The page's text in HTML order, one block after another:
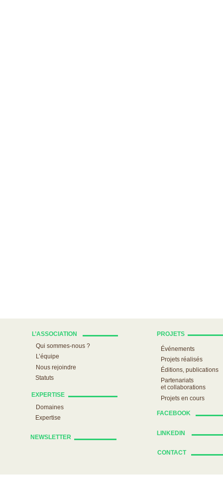
L’ASSOCIATION
Qui sommes-nous ?
L’équipe
Nous rejoindre
Statuts
EXPERTISE
Domaines
Expertise
NEWSLETTER
PROJETS
Événements
Projets réalisés
Éditions, publications
Partenariats
et collaborations
Projets en cours
FACEBOOK
LINKEDIN
CONTACT